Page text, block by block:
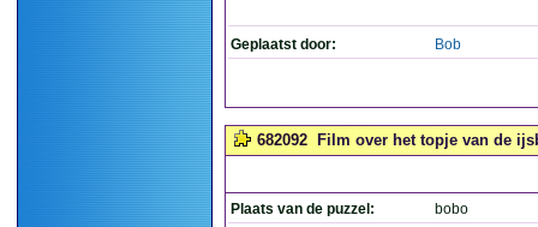
Geplaatst door: Bob
682092 Film over het topje van de
Plaats van de puzzel:
bobo